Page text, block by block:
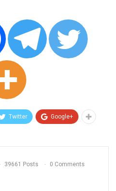
Twitter Google+
39661 Posts 0 Comments